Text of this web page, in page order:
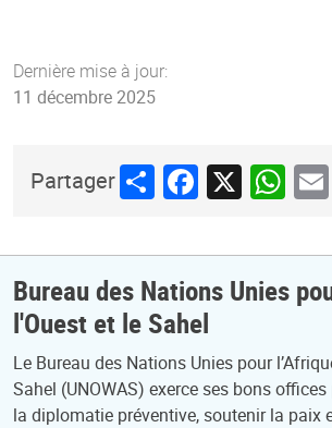
Dernière mise à jour:
11 décembre 2025
PartagerShareFacebook
X
Bureau des Nations Unies
l'Ouest et le Sahel
Le Bureau des Nations Unies pour
Sahel (UNOWAS) exerce ses bons
la diplomatie préventive, soutenir la paix